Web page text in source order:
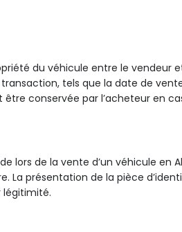
du véhicule entre le vendeur
tels que la date de
conservée par l’acheteur en
lors de la vente d’un véhicule en
La présentation de la pièce
légitimité.